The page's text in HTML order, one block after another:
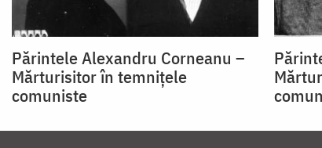
Părintele Alexandru Corneanu –
Mărturisitor în temnițele
comuniste